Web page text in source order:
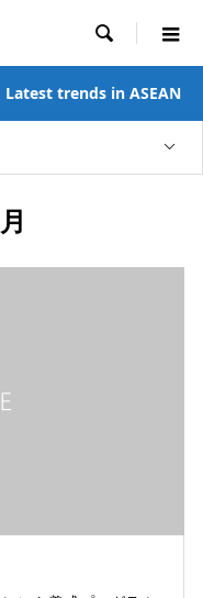

Latest trends in ASEAN